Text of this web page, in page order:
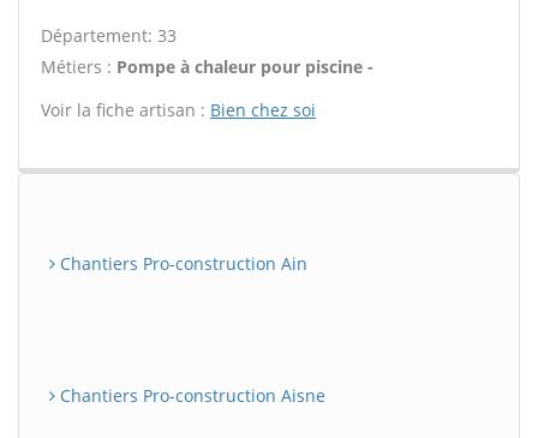
Département: 33
Métiers : Pompe à chaleur pour piscine -
Voir la fiche artisan : Bien chez soi
Chantiers Pro-construction Ain
Chantiers Pro-construction Aisne